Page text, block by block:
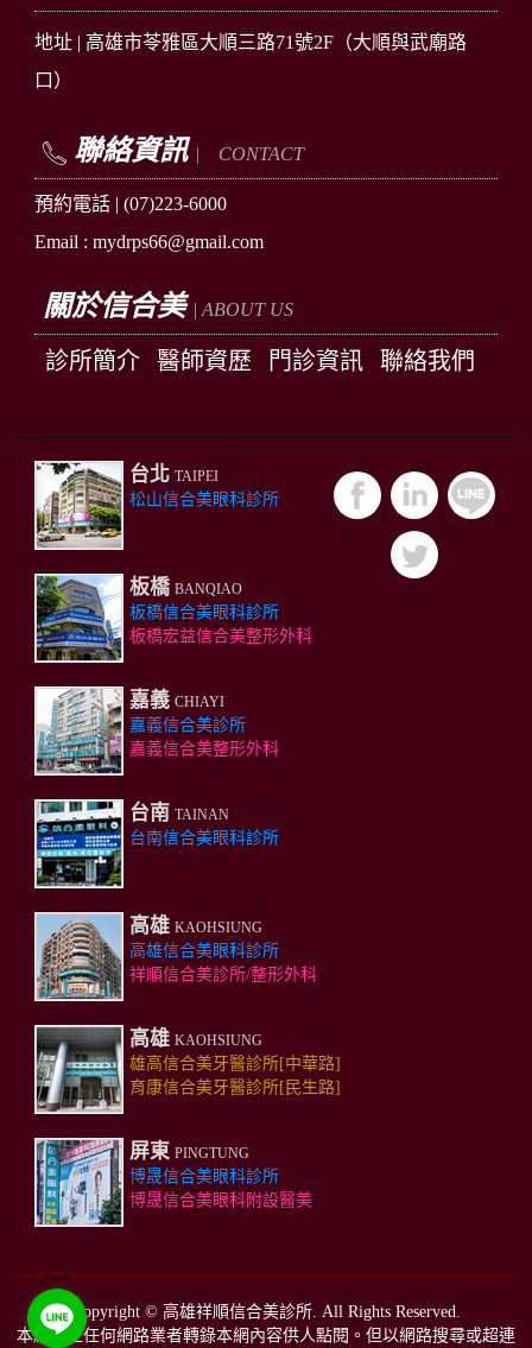
地址 | 高雄市苓雅區大順三路71號2F （大順與武廟路
口）
聯絡資訊 | CONTACT
預約電話 | (07)223-6000
Email : mydrps66@gmail.com
關於信合美 | ABOUT US
診所簡介 醫師資歷 門診資訊 聯絡我們
台北 TAIPEI
松山信合美眼科診所
板橋 BANQIAO
板橋信合美眼科診所
板橋宏益信合美整形外科
嘉義 CHIAYI
嘉義信合美診所
嘉義信合美整形外科
台南 TAINAN
台南信合美眼科診所
高雄 KAOHSIUNG
高雄信合美眼科診所
祥順信合美診所/整形外科
高雄 KAOHSIUNG
雄高信合美牙醫診所[中華路]
育康信合美牙醫診所[民生路]
屏東 PINGTUNG
博晟信合美眼科診所
博晟信合美眼科附設醫美
Copyright © 高雄祥順信合美診所. All Rights Reserved.
本網禁止任何網路業者轉錄本網內容供人點閱。但以網路搜尋或超連